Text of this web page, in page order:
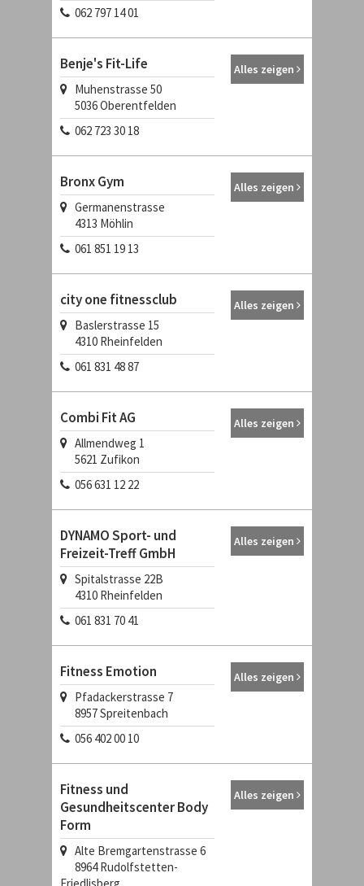
062 797 14 01
Benje's Fit-Life
Muhenstrasse 50
5036Oberentfelden
062 723 30 18
Alles zeigen
Bronx Gym
Germanenstrasse
4313 Möhlin
061 851 19 13
Alles zeigen
city one fitnessclub
Baslerstrasse 15
4310 Rheinfelden
061 831 48 87
Alles zeigen
Combi Fit AG
Allmendweg 1
5621 Zufikon
056 631 12 22
Alles zeigen
DYNAMO Sport- und
Freizeit-Treff GmbH
Spitalstrasse 22B
4310 Rheinfelden
061 831 70 41
Alles zeigen
Fitness Emotion
Pfadackerstrasse 7
8957Spreitenbach
056 402 00 10
Alles zeigen
Fitness und
Gesundheitscenter Body
Form
Alte Bremgartenstrasse 6
8964 Rudolfstetten-
Alles zeigen